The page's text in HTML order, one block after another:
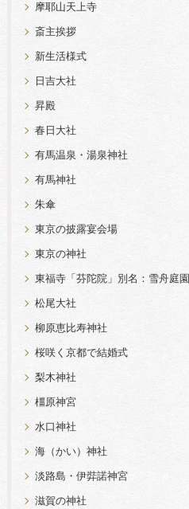
摩耶山天上寺
斎主挨拶
新生活様式
日吉大社
昇殿
春日大社
有馬温泉・湯泉神社
有馬神社
朱傘
東京の披露宴会場
東京の神社
東福寺「芬陀院」別名：雪舟庭園
松尾大社
柳原恵比寿神社
桜咲く京都で結婚式
梨木神社
橿原神宮
水口神社
海（かい）神社
淡路島・伊弉諾神宮
滋賀の神社